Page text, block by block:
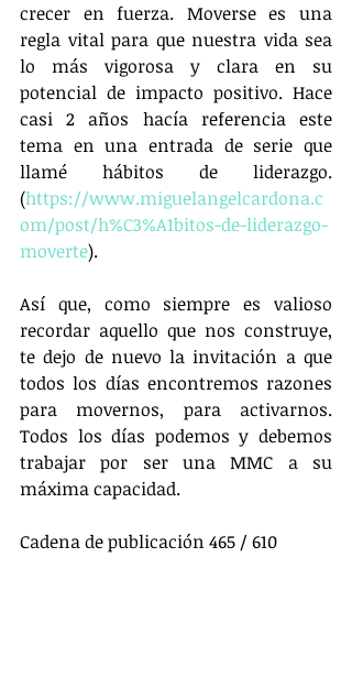
crecer en fuerza. Moverse es una
regla vital para que nuestra vida sea
lo más vigorosa y clara en su
potencial de impacto positivo. Hace
casi 2 años hacía referencia este
tema en una entrada de serie que
llamé hábitos de liderazgo.
(https://www.miguelangelcardona.c
om/post/h%C3%A1bitos-de-liderazgo-
moverte).
Así que, como siempre es valioso
recordar aquello que nos construye,
te dejo de nuevo la invitación a que
todos los días encontremos razones
para movernos, para activarnos.
Todos los días podemos y debemos
trabajar por ser una MMC a su
máxima capacidad.
Cadena de publicación 465 / 610